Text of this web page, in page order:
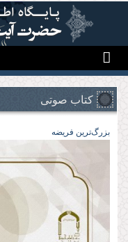
رفتن به محتوای اصلی
کتاب صوتی
بزرگ‌ترین فریضه